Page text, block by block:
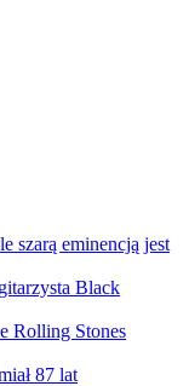
szarą eminencją jest
Black
Rolling Stones
87 lat